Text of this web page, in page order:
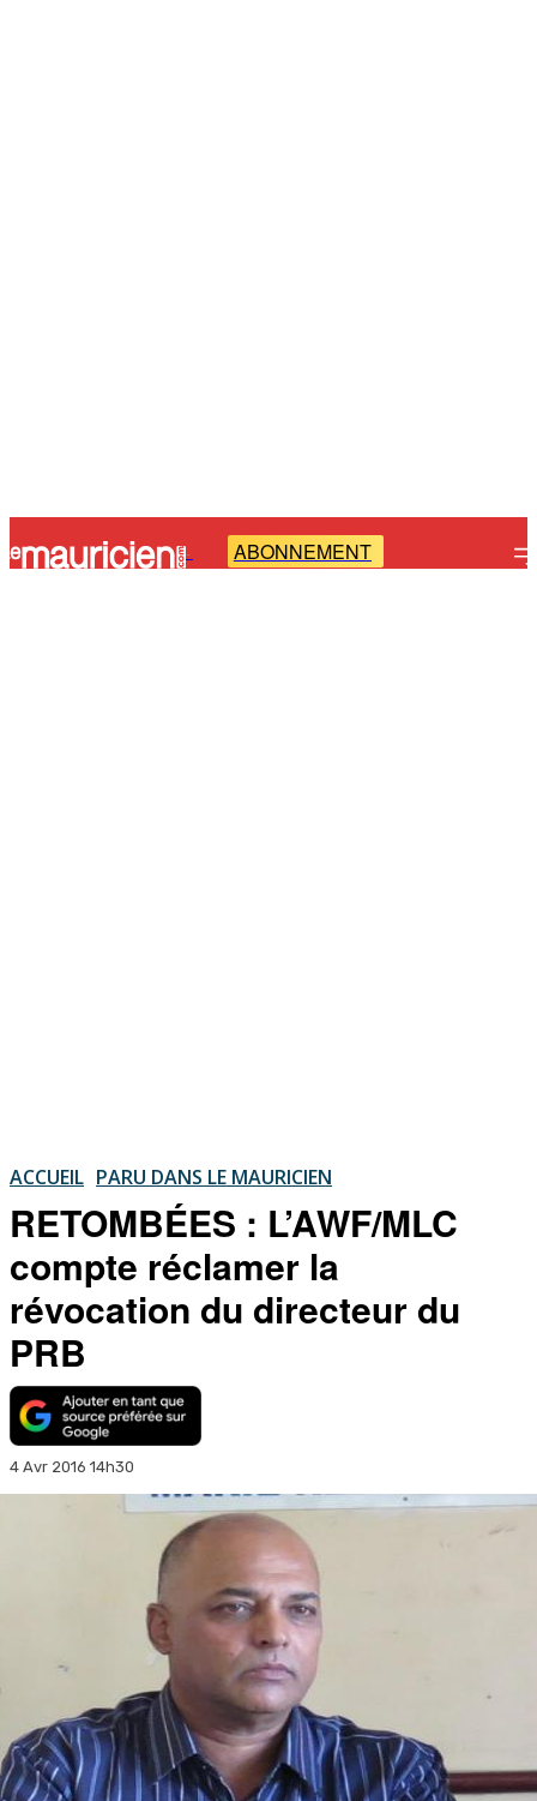
- ABONNEMENT
ACCUEIL PARU DANS LE MAURICIEN
RETOMBÉES : L’AWF/MLC
compte réclamer la
révocation du directeur du
PRB
4 Avr 2016 14h30